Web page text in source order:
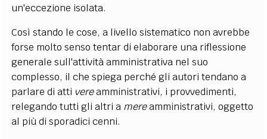
un'eccezione isolata.
Così stando le cose, a livello sistematico non avrebbe
forse molto senso tentar di elaborare una riflessione
generale sull'attività amministrativa nel suo
complesso, il che spiega perché gli autori tendano a
parlare di atti vereamministrativi, i provvedimenti,
relegando tutti gli altri a mereamministrativi, oggetto
al più di sporadici cenni.